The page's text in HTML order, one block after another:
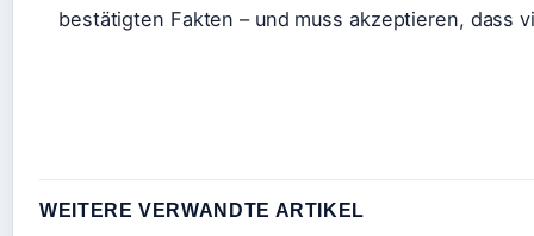
bestätigten Fakten – und muss akzeptieren, dass
WEITERE VERWANDTE ARTIKEL